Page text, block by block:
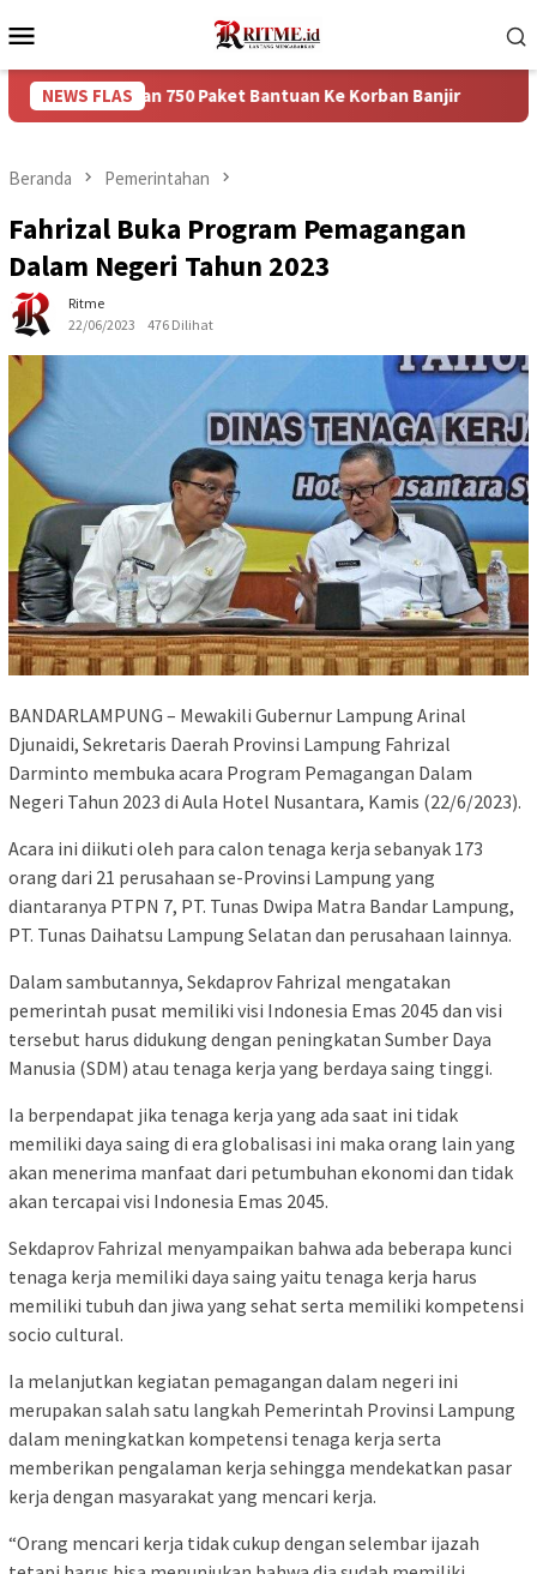
ke
Mobile
NEWS FLAS
750 Paket Bantuan Ke Korban Banjir Puncak Arus
Beranda Pemerintahan
Fahrizal Buka Program Pemagangan
Dalam Negeri Tahun 2023
Ritme
22/06/2023
476 Dilihat
BANDARLAMPUNG – Mewakili Gubernur Lampung Arinal
Djunaidi, Sekretaris Daerah Provinsi Lampung Fahrizal
Darminto membuka acara Program Pemagangan Dalam
Negeri Tahun 2023 di Aula Hotel Nusantara, Kamis (22/6/2023).
Acara ini diikuti oleh para calon tenaga kerja sebanyak 173
orang dari 21 perusahaan se-Provinsi Lampung yang
diantaranya PTPN 7, PT. Tunas Dwipa Matra Bandar Lampung,
PT. Tunas Daihatsu Lampung Selatan dan perusahaan lainnya.
Dalam sambutannya, Sekdaprov Fahrizal mengatakan
pemerintah pusat memiliki visi Indonesia Emas 2045 dan visi
tersebut harus didukung dengan peningkatan Sumber Daya
Manusia (SDM) atau tenaga kerja yang berdaya saing tinggi.
Ia berpendapat jika tenaga kerja yang ada saat ini tidak
memiliki daya saing di era globalisasi ini maka orang lain yang
akan menerima manfaat dari petumbuhan ekonomi dan tidak
akan tercapai visi Indonesia Emas 2045.
Sekdaprov Fahrizal menyampaikan bahwa ada beberapa kunci
tenaga kerja memiliki daya saing yaitu tenaga kerja harus
memiliki tubuh dan jiwa yang sehat serta memiliki kompetensi
socio cultural.
Ia melanjutkan kegiatan pemagangan dalam negeri ini
merupakan salah satu langkah Pemerintah Provinsi Lampung
dalam meningkatkan kompetensi tenaga kerja serta
memberikan pengalaman kerja sehingga mendekatkan pasar
kerja dengan masyarakat yang mencari kerja.
“Orang mencari kerja tidak cukup dengan selembar ijazah